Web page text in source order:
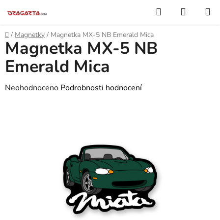
na
obsah
Hledat
KOŠÍK
Domů
/ Magnetky / Magnetka MX-5 NB Emerald Mica
Magnetka MX-5 NB
Emerald Mica
Průměrné
Neohodnoceno Podrobnosti hodnocení